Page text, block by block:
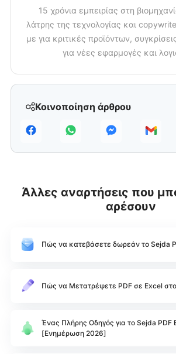
Κοινοποίηση άρθρου
15 χρόνια εμπειρίας στη
λάτρης της τεχνολογίας και
με για κριτικές προϊόντων,
για νέες εφαρμογές και
Άλλες αναρτήσεις που
αρέσουν
Πώς να κατεβάσετε δωρεάν το Sejda
Πώς να Μετατρέψετε PDF σε Excel
Ένας Πλήρης Οδηγός για το Sejda PDF
[Ενημέρωση 2026]